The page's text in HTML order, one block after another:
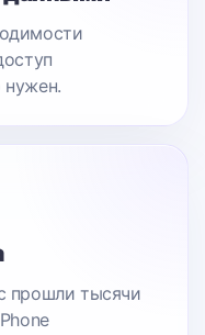
нужен.
прошли тысячи